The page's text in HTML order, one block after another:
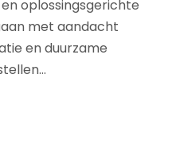
oplossingsgerichte
met aandacht
en duurzame